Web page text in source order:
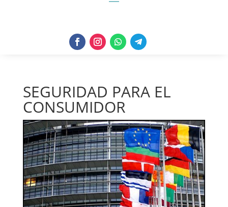
SEGURIDAD PARA EL
CONSUMIDOR